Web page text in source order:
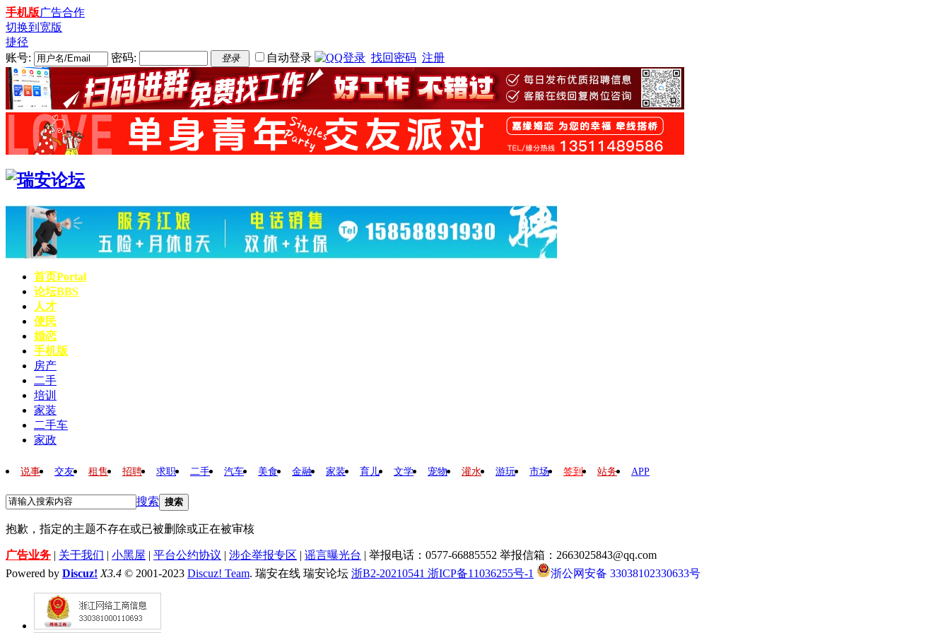
手机版广告合作
切换到宽版
捷径
账号:
密码: 登录 自动登录 找回密码 注册
首页Portal
论坛BBS
人才
便民
婚恋
手机版
房产
二手
培训
家装
二手车
家政
说事 交友 租售 招聘 求职 二手 汽车 美食 金融 家装 育儿 文学 宠物 灌水 游玩 市场 签到 站务 APP
搜索 搜索
抱歉，指定的主题不存在或已被删除或正在被审核
广告业务 | 关于我们 | 小黑屋 | 平台公约协议 | 涉企举报专区 | 谣言曝光台 | 举报电话：0577-66885552 举报信箱：2663025843@qq.com
Powered by Discuz! X3.4 © 2001-2023 Discuz! Team. 瑞安在线 瑞安论坛 浙B2-20210541 浙ICP备11036255号-1 浙公网安备 33038102330633号